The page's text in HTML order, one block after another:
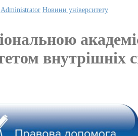
Administrator Новини університету
внутрішніх